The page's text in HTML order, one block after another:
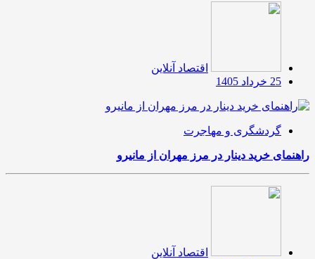
اقتصاد آنلاین
25 خرداد 1405
گردشگری و مهاجرت
راهنمای خرید دینار در مرز مهران از مانیرو
اقتصاد آنلاین